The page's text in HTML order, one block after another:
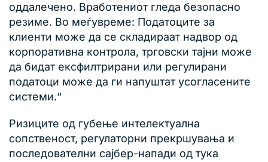
оддалечено. Вработениот гледа безопасно
резиме. Во меѓувреме: Податоците за
клиенти може да се складираат надвор од
корпоративна контрола, трговски тајни може
да бидат ексфилтрирани или регулирани
податоци може да ги напуштат усогласените
системи.“
Ризиците од губење интелектуална
сопственост, регулаторни прекршувања и
последователни сајбер-напади од тука